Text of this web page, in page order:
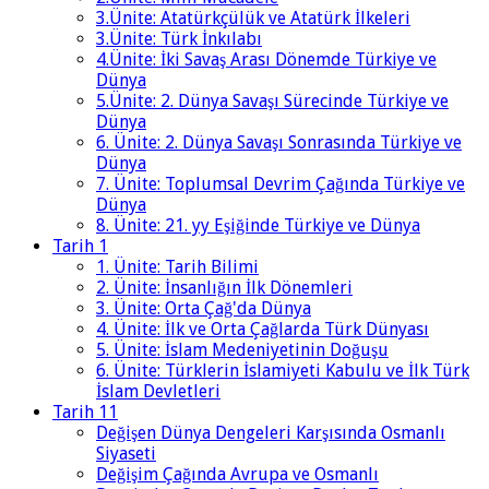
3.Ünite: Atatürkçülük ve Atatürk İlkeleri
3.Ünite: Türk İnkılabı
4.Ünite: İki Savaş Arası Dönemde Türkiye ve
Dünya
5.Ünite: 2. Dünya Savaşı Sürecinde Türkiye ve
Dünya
6. Ünite: 2. Dünya Savaşı Sonrasında Türkiye ve
Dünya
7. Ünite: Toplumsal Devrim Çağında Türkiye ve
Dünya
8. Ünite: 21. yy Eşiğinde Türkiye ve Dünya
Tarih 1
1. Ünite: Tarih Bilimi
2. Ünite: İnsanlığın İlk Dönemleri
3. Ünite: Orta Çağ'da Dünya
4. Ünite: İlk ve Orta Çağlarda Türk Dünyası
5. Ünite: İslam Medeniyetinin Doğuşu
6. Ünite: Türklerin İslamiyeti Kabulu ve İlk Türk
İslam Devletleri
Tarih 11
Değişen Dünya Dengeleri Karşısında Osmanlı
Siyaseti
Değişim Çağında Avrupa ve Osmanlı